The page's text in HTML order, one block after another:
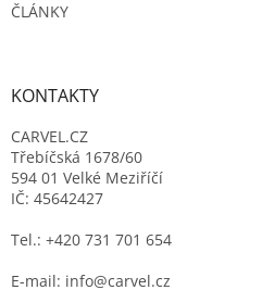
ČLÁNKY
KONTAKTY
CARVEL.CZ
Třebíčská 1678/60
594 01 Velké Meziříčí
IČ: 45642427
Tel.: +420 731 701 654
E-mail: info@carvel.cz